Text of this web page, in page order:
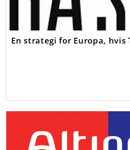
En strategi for Europa,